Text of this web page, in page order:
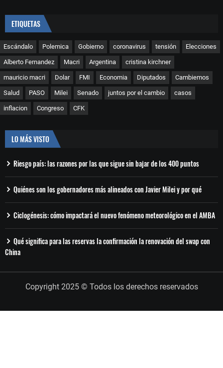
ETIQUETAS
Escándalo Polemica Gobierno coronavirus tensión Elecciones
Alberto Fernandez Macri Argentina cristina kirchner
mauricio macri Dolar FMI Economia Diputados Cambiemos
Salud PASO Milei Senado juntos por el cambio casos
inflacion Congreso CFK
LO MÁS VISTO
Riesgo país: las razones por las que sigue sin bajar de los 400 puntos
Quiénes son los gobernadores más alineados con Javier Milei y por qué
Ciclogénesis: cómo impactará el nuevo fenómeno meteorológico en el AMBA
Qué significa para las reservas la confirmación la renovación del swap con
China
Copyright 2025 © Todos los derechos reservados